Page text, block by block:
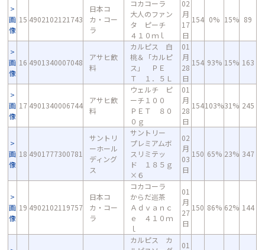
画
像
15 4902102121743
日本コ
カ・コー
ラ
コカコーラ
大人のファン
タ ピーチ
４１０ｍｌ
02
月
17
日
154 0% 15% 89
画
像
16 4901340007048
アサヒ飲
料
カルピス 白
桃＆「カルピ
ス」 ＰＥ
Ｔ １．５Ｌ
01
月
28
日
154 93% 15% 163
画
像
17 4901340006744
アサヒ飲
料
ウェルチ ピ
ーチ１００
ＰＥＴ ８０
０ｇ
01
月
28
日
154103%31% 245
画
像
18 4901777300781
サントリ
ーホール
ディング
ス
サントリー
プレミアムボ
スリミテッ
ド １８５ｇ
×６
02
月
03
日
150 65% 23% 347
画
像
19 4902102119757
日本コ
カ・コー
ラ
コカコーラ
からだ巡茶
Ａｄｖａｎｃ
ｅ ４１０ｍ
ｌ
01
月
27
日
150 86% 62% 144
カルピス カ
01